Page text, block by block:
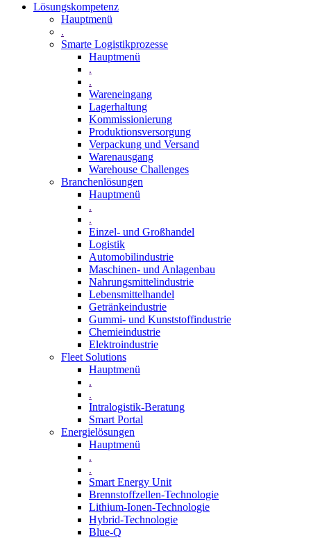
Lösungskompetenz
Hauptmenü
.
Smarte Logistikprozesse
Hauptmenü
.
.
Wareneingang
Lagerhaltung
Kommissionierung
Produktionsversorgung
Verpackung und Versand
Warenausgang
Warehouse Challenges
Branchenlösungen
Hauptmenü
.
.
Einzel- und Großhandel
Logistik
Automobilindustrie
Maschinen- und Anlagenbau
Nahrungsmittelindustrie
Lebensmittelhandel
Getränkeindustrie
Gummi­- und Kunststoffindustrie
Chemieindustrie
Elektroindustrie
Fleet Solutions
Hauptmenü
.
.
Intralogistik-Beratung
Smart Portal
Energielösungen
Hauptmenü
.
.
Smart Energy Unit
Brennstoffzellen-Technologie
Lithium-Ionen-Technologie
Hybrid-Technologie
Blue-Q